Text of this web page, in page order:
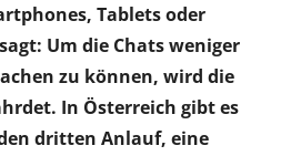
Tablets oder
Um die Chats weniger
zu können, wird die
In Österreich gibt es
dritten Anlauf, eine